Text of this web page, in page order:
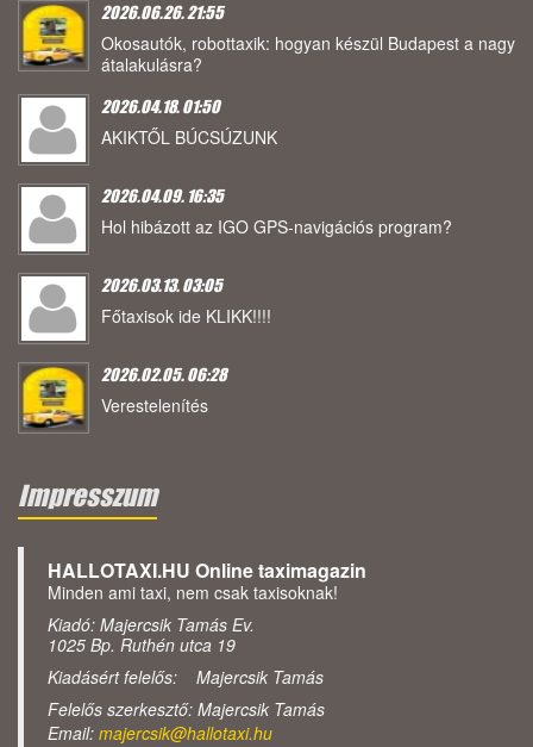
2026.06.26. 21:55
Okosautók, robottaxik: hogyan készül Budapest a nagy
átalakulásra?
2026.04.18. 01:50
AKIKTŐL BÚCSÚZUNK
2026.04.09. 16:35
Hol hibázott az IGO GPS-navigációs program?
2026.03.13. 03:05
Főtaxisok ide KLIKK!!!!
2026.02.05. 06:28
Verestelenítés
Impresszum
HALLOTAXI.HU Online taximagazin
Minden ami taxi, nem csak taxisoknak!
Kiadó: Majercsik Tamás Ev.
1025 Bp. Ruthén utca 19
Kiadásért felelős: Majercsik Tamás
Felelős szerkesztő: Majercsik Tamás
Email: majercsik@hallotaxi.hu